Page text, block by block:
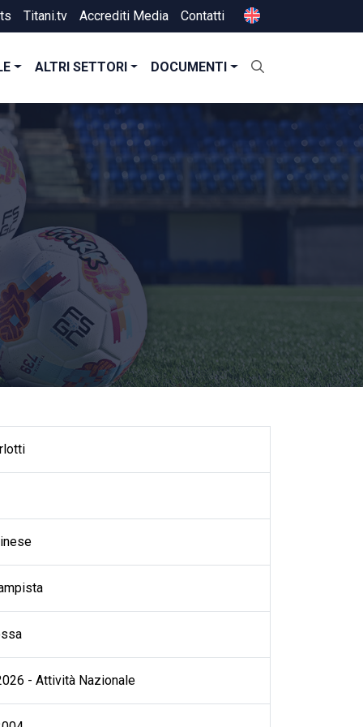
Titani.tv Accrediti Media Contatti
ALTRI SETTORI DOCUMENTI
- Attività Nazionale